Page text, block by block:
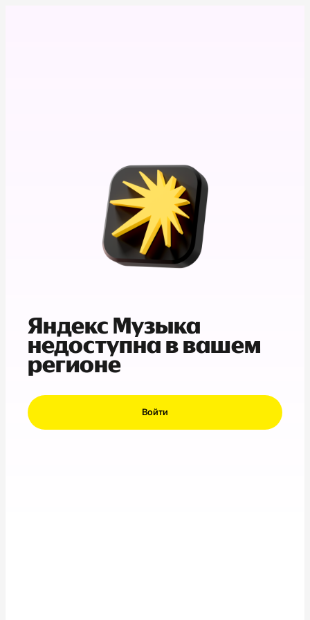
Яндекс Музыка
недоступна в вашем
регионе
Войти